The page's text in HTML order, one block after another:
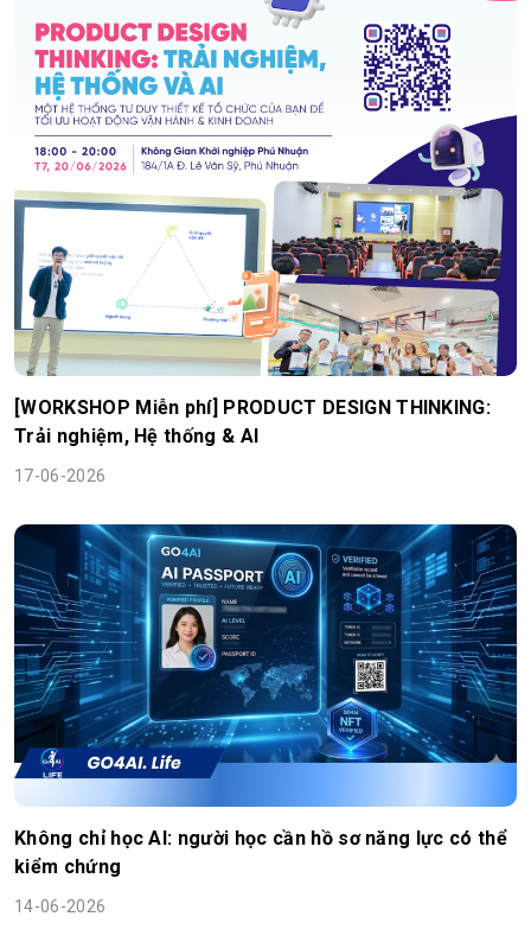
[WORKSHOP Miễn phí] PRODUCT DESIGN THINKING:
Trải nghiệm, Hệ thống & AI
17-06-2026
Không chỉ học AI: người học cần hồ sơ năng lực có thể
kiểm chứng
14-06-2026